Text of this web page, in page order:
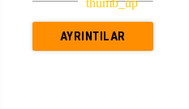
AYRINTILAR